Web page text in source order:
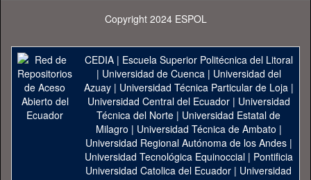
Copyright 2024 ESPOL
CEDIA| Escuela Superior Politécnica del Litoral
| Universidad de Cuenca| Universidad del
Azuay| Universidad Técnica Particular de Loja|
Universidad Central del Ecuador| Universidad
Técnica del Norte | Universidad Estatal de
Milagro | Universidad Técnica de Ambato |
Universidad Regional Autónoma de los Andes|
Universidad Tecnológica Equinoccial| Pontificia
Universidad Catolica del Ecuador | Universidad